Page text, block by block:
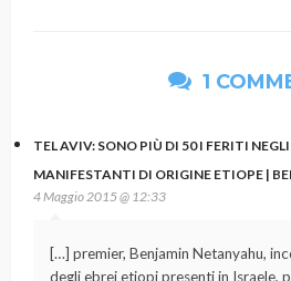
1
TEL AVIV: SONO PIÙ DI 50 I FERITI
MANIFESTANTI DI ORIGINE ETIOPE |
4 Maggio 2015 @ 12:33
[…] premier, Benjamin Netanyahu,
degli ebrei etiopi presenti in Israele,